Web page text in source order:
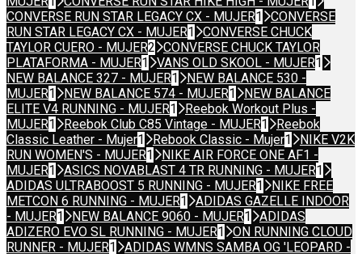
CONVERSE RUN STAR LEGACY CX - MUJER1
CONVERSE
RUN STAR LEGACY CX - MUJER1
CONVERSE CHUCK
TAYLOR CUERO - MUJER2 CONVERSE CHUCK TAYLOR
PLATAFORMA - MUJER1 VANS OLD SKOOL - MUJER1
NEW BALANCE 327 - MUJER1
NEW BALANCE 530 -
MUJER1 NEW BALANCE 574 - MUJER1
NEW BALANCE
ELITE V4 RUNNING - MUJER1
Reebok Workout Plus -
MUJER1 Reebok Club C85 Vintage - MUJER1
Reebok
Classic Leather - Mujer1 Rebook Classic - Mujer1
NIKE V2K
RUN WOMEN'S - MUJER1
NIKE AIR FORCE ONE AF1 -
MUJER1 ASICS NOVABLAST 4 TR RUNNING - MUJER1
ADIDAS ULTRABOOST 5 RUNNING - MUJER1
NIKE FREE
METCON 6 RUNNING - MUJER1
ADIDAS GAZELLE INDOOR
- MUJER1 NEW BALANCE 9060 - MUJER1
ADIDAS
ADIZERO EVO SL RUNNING - MUJER1
ON RUNNING CLOUD
RUNNER - MUJER1
ADIDAS WMNS SAMBA OG 'LEOPARD -